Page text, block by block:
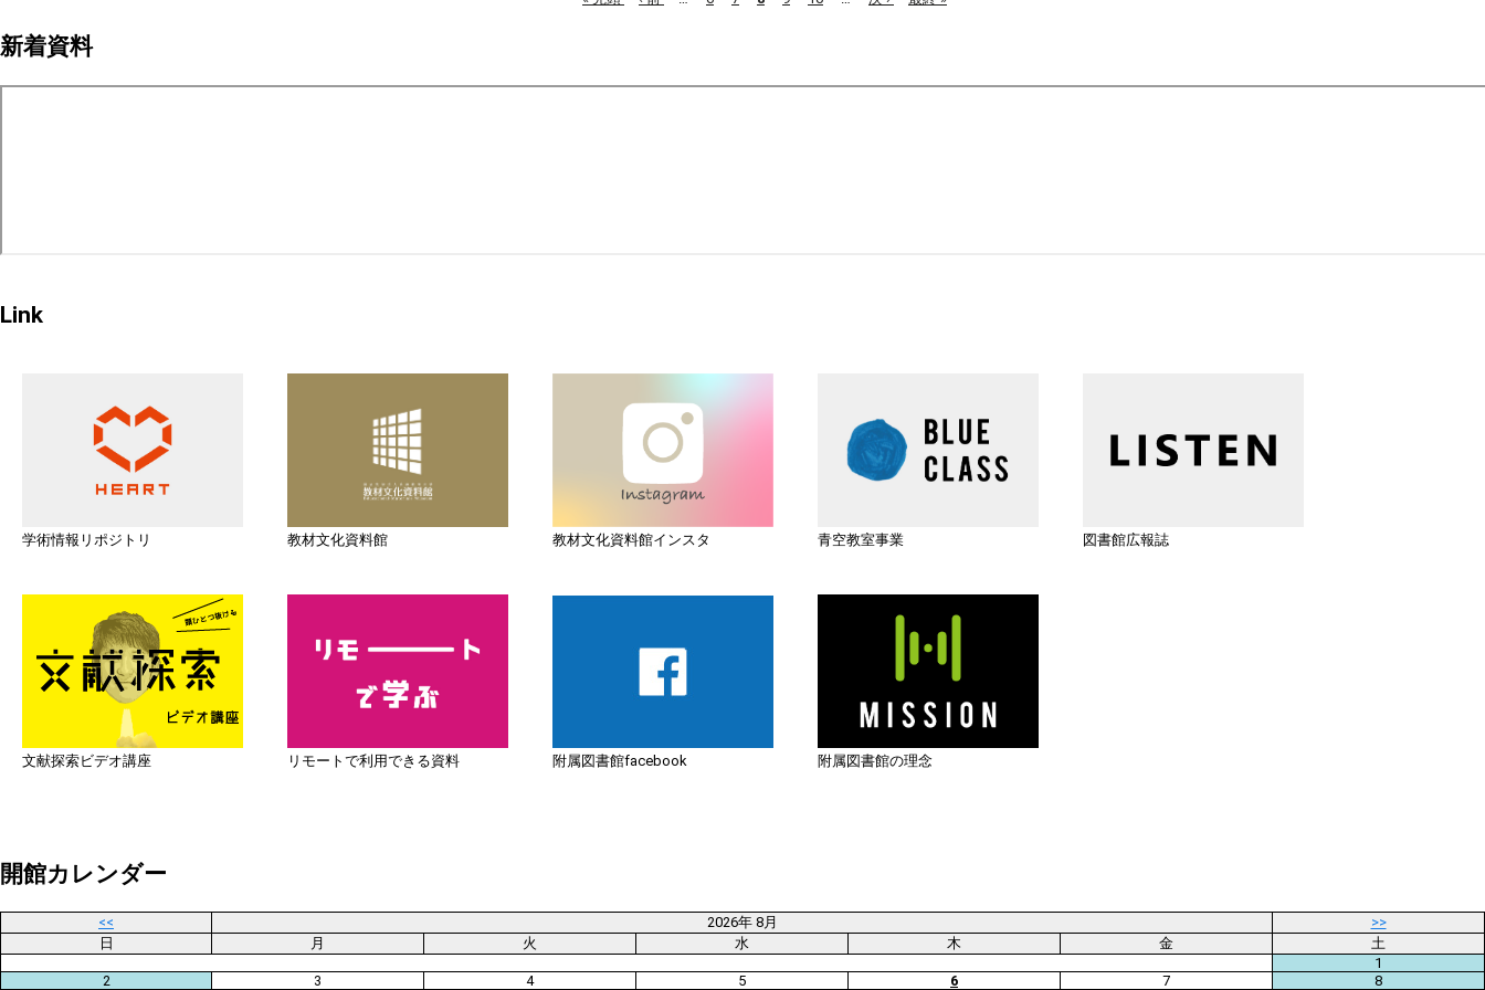
ー
新着資料
Link
学術情報リポジトリ 教材文化資料館 教材文化資料館インスタ 青空教室事業 図書館広報誌
文献探索ビデオ講座 リモートで利用できる資料 附属図書館facebook 附属図書館の理念
開館カレンダー
<< 2026年 8月
>>
日
月 火 水 木 金
土
1
2
3 4 5 6 7 8